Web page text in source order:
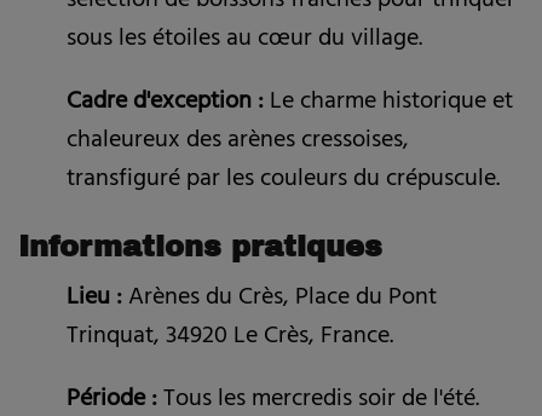
sous les étoiles au cœur du village.
Cadre d'exception :Le charme historique et
chaleureux des arènes cressoises,
transfiguré par les couleurs du crépuscule.
Informations pratiques
Lieu :Arènes du Crès, Place du Pont
Trinquat, 34920 Le Crès, France.
Période :Tous les mercredis soir de l'été.